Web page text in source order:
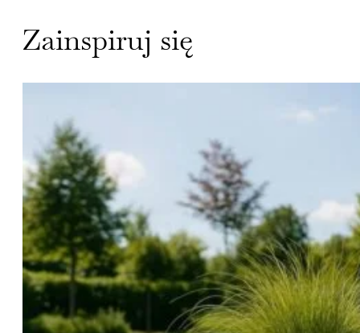
Zainspiruj się